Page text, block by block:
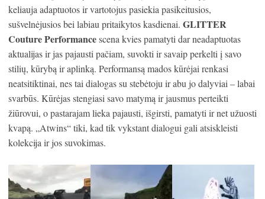
keliauja adaptuotos ir vartotojus pasiekia pasikeitusios,
sušvelnėjusios bei labiau pritaikytos kasdienai. GLITTER
Couture Performancescena kvies pamatyti dar neadaptuotas
aktualijas ir jas pajausti pačiam, suvokti ir savaip perkelti į savo
stilių, kūrybą ir aplinką. Performansą mados kūrėjai renkasi
neatsitiktinai, nes tai dialogas su stebėtoju ir abu jo dalyviai – labai
svarbūs. Kūrėjas stengiasi savo matymą ir jausmus perteikti
žiūrovui, o pastarajam lieka pajausti, išgirsti, pamatyti ir net užuosti
kvapą. „Atwins“ tiki, kad tik vykstant dialogui gali atsiskleisti
kolekcija ir jos suvokimas.